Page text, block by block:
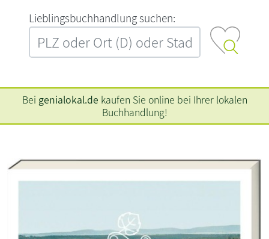
L‍i‍e‍b‍l‍i‍n‍g‍s‍b‍u‍c‍h‍h‍a‍n‍d‍l‍u‍n‍g‍ ‍s‍u‍c‍h‍e‍n‍:‍
Bei genialokal.de kaufen Sie online bei Ihrer lokalen
Buchhandlung!